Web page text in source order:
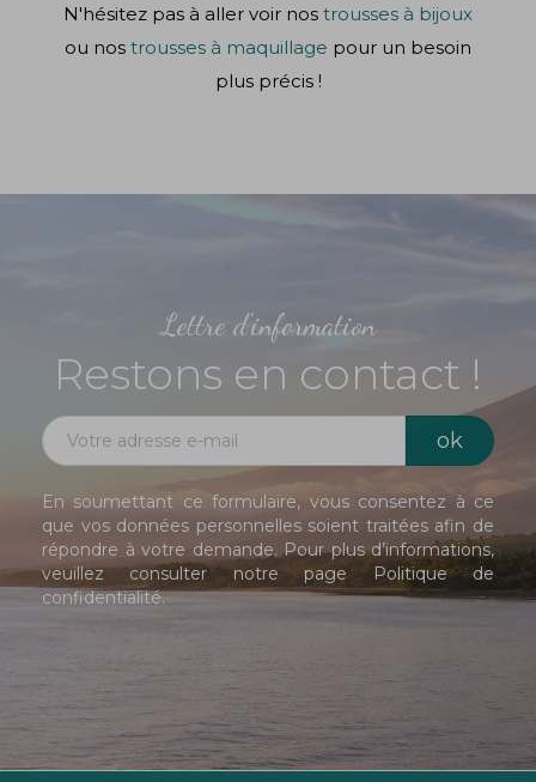
N'hésitez pas à aller voir nos trousses à bijoux
ou nos trousses à maquillage pour un besoin
plus précis !
Lettre d'information
Restons en contact !
En soumettant ce formulaire, vous consentez à ce
que vos données personnelles soient traitées afin de
répondre à votre demande. Pour plus d’informations,
veuillez consulter notre page Politique de
confidentialité.